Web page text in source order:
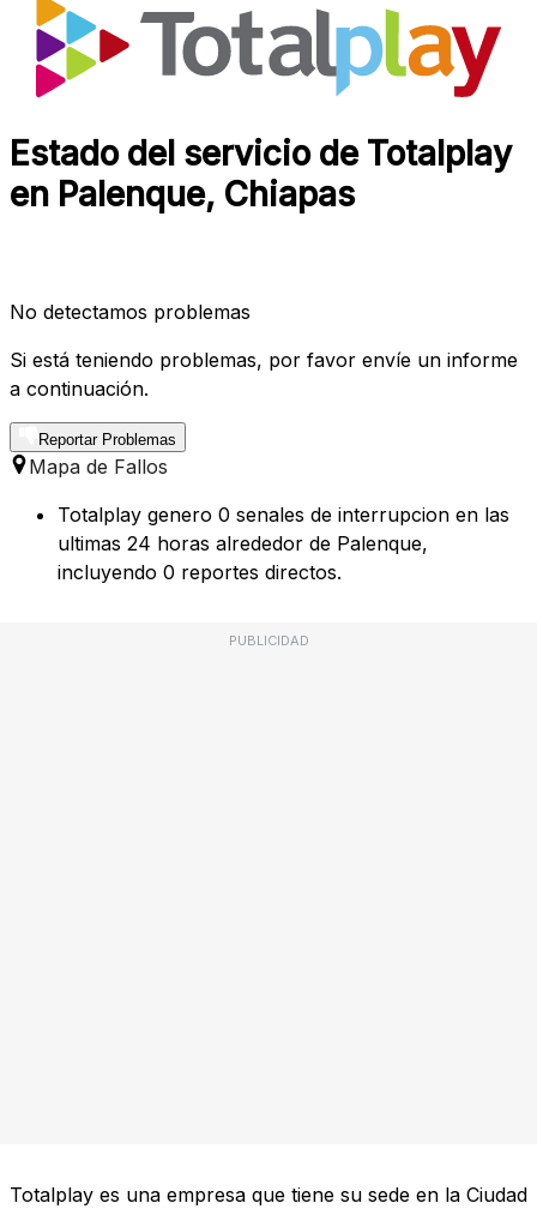
Estado del servicio de Totalplay
en Palenque, Chiapas
No detectamos problemas
Si está teniendo problemas, por favor envíe un informe
a continuación.
Reportar Problemas
Mapa de Fallos
Totalplay genero 0 senales de interrupcion en las
ultimas 24 horas alrededor de Palenque,
incluyendo 0 reportes directos.
PUBLICIDAD
Totalplay es una empresa que tiene su sede en la Ciudad